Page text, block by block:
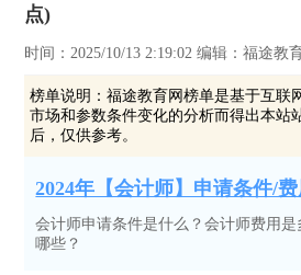
点)
时间：2025/10/13 2:19:02 编辑：福途教
榜单说明：福途教育网榜单是基于互联
市场和参数条件变化的分析而得出本站
后，仅供参考。
2024年【会计师】申请条件/
会计师申请条件是什么？会计师费用
哪些？